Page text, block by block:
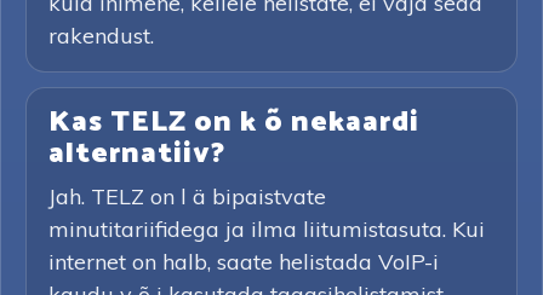
rakendust.
Kas TELZ on k õ nekaardi
alternatiiv?
Jah. TELZ on l ä bipaistvate
minutitariifidega ja ilma liitumistasuta. Kui
internet on halb, saate helistada VoIP-i